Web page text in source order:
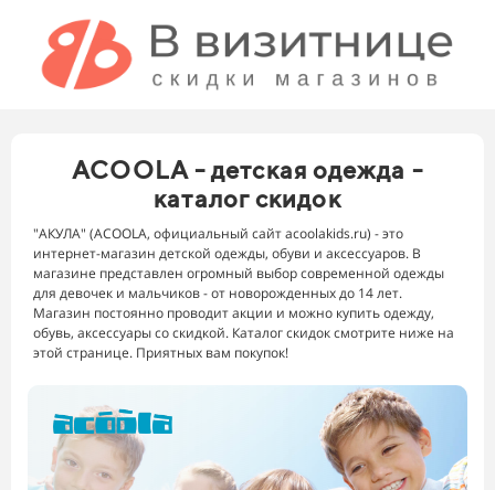
ACOOLA - детская одежда -
каталог скидок
"АКУЛА" (ACOOLA, официальный сайт acoolakids.ru) - это
интернет-магазин детской одежды, обуви и аксессуаров. В
магазине представлен огромный выбор современной одежды
для девочек и мальчиков - от новорожденных до 14 лет.
Магазин постоянно проводит акции и можно купить одежду,
обувь, аксессуары со скидкой. Каталог скидок смотрите ниже на
этой странице. Приятных вам покупок!